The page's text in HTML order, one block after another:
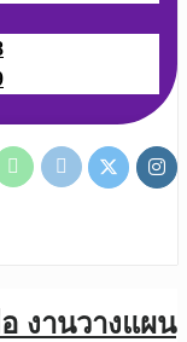
งานวางแผน